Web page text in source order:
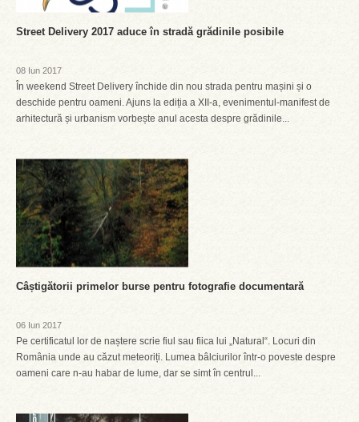
Street Delivery 2017 aduce în stradă grădinile posibile
08 Iun 2017
În weekend Street Delivery închide din nou strada pentru mașini și o
deschide pentru oameni. Ajuns la ediția a XII-a, evenimentul-manifest de
arhitectură și urbanism vorbește anul acesta despre grădinile...
Câștigătorii primelor burse pentru fotografie documentară
06 Iun 2017
Pe certificatul lor de naștere scrie fiul sau fiica lui „Natural“. Locuri din
România unde au căzut meteoriți. Lumea bâlciurilor într-o poveste despre
oameni care n-au habar de lume, dar se simt în centrul...